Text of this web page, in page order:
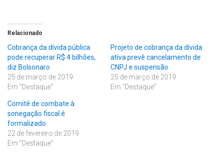
Relacionado
Cobrança da dívida pública
pode recuperar R$ 4 bilhões,
diz Bolsonaro
25 de março de 2019
Em "Destaque"
Projeto de cobrança da dívida
ativa prevê cancelamento de
CNPJ e suspensão
25 de março de 2019
Em "Destaque"
Comitê de combate à
sonegação fiscal é
formalizado
22 de fevereiro de 2019
Em "Destaque"